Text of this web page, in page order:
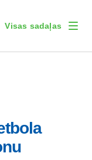
Visas sadaļas